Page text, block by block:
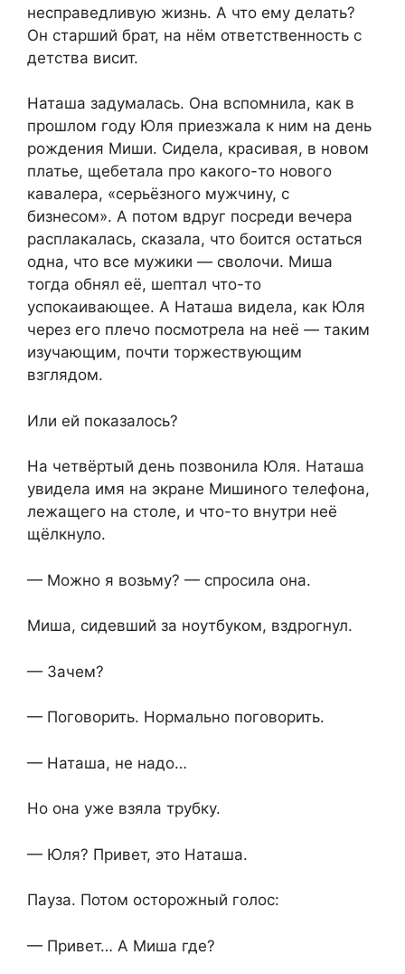
несправедливую жизнь. А что ему делать?
Он старший брат, на нём ответственность с
детства висит.
Наташа задумалась. Она вспомнила, как в
прошлом году Юля приезжала к ним на день
рождения Миши. Сидела, красивая, в новом
платье, щебетала про какого-то нового
кавалера, «серьёзного мужчину, с
бизнесом». А потом вдруг посреди вечера
расплакалась, сказала, что боится остаться
одна, что все мужики — сволочи. Миша
тогда обнял её, шептал что-то
успокаивающее. А Наташа видела, как Юля
через его плечо посмотрела на неё — таким
изучающим, почти торжествующим
взглядом.
Или ей показалось?
На четвёртый день позвонила Юля. Наташа
увидела имя на экране Мишиного телефона,
лежащего на столе, и что-то внутри неё
щёлкнуло.
— Можно я возьму? — спросила она.
Миша, сидевший за ноутбуком, вздрогнул.
— Зачем?
— Поговорить. Нормально поговорить.
— Наташа, не надо…
Но она уже взяла трубку.
— Юля? Привет, это Наташа.
Пауза. Потом осторожный голос:
— Привет… А Миша где?